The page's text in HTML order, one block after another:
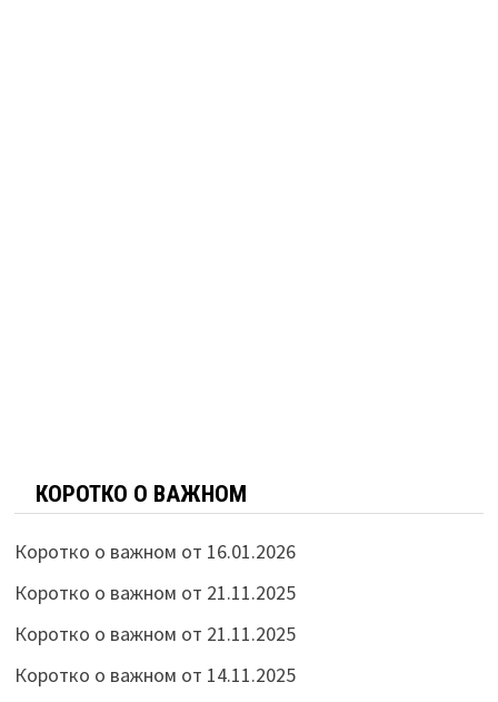
КОРОТКО О ВАЖНОМ
Коротко о важном от 16.01.2026
Коротко о важном от 21.11.2025
Коротко о важном от 21.11.2025
Коротко о важном от 14.11.2025